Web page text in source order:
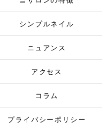
シンプルネイル
ニュアンス
アクセス
コラム
プライバシーポリシー